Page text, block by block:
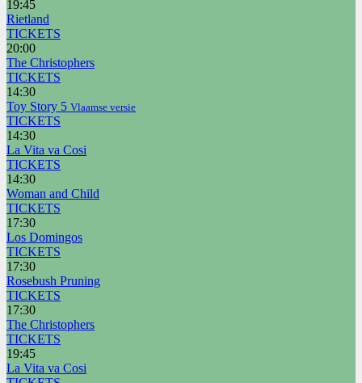
19:45
Rietland
TICKETS
20:00
The Christophers
TICKETS
14:30
Toy Story 5 Vlaamse versie
TICKETS
14:30
La Vita va Cosi
TICKETS
14:30
Woman and Child
TICKETS
17:30
Los Domingos
TICKETS
17:30
Rosebush Pruning
TICKETS
17:30
The Christophers
TICKETS
19:45
La Vita va Cosi